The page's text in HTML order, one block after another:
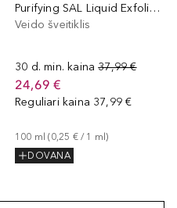
Purifying SAL Liquid Exfoliator
Veido šveitiklis
30 d. min. kaina 37,99 €
24,69 €
Reguliari kaina 37,99 €
100 ml (0,25 € / 1 ml)
DOVANA